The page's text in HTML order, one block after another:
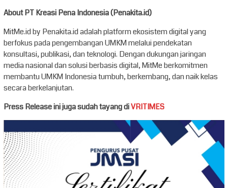
About PT Kreasi Pena Indonesia (Penakita.id)
MitMe.id by Penakita.id adalah platform ekosistem digital yang
berfokus pada pengembangan UMKM melalui pendekatan
konsultasi, publikasi, dan teknologi. Dengan dukungan jaringan
media nasional dan solusi berbasis digital, MitMe berkomitmen
membantu UMKM Indonesia tumbuh, berkembang, dan naik kelas
secara berkelanjutan.
Press Release ini juga sudah tayang diVRITIMES